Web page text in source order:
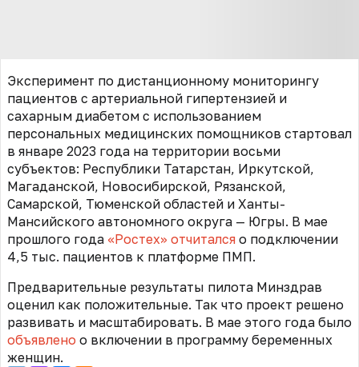
Эксперимент по дистанционному мониторингу
пациентов с артериальной гипертензией и
сахарным диабетом с использованием
персональных медицинских помощников стартовал
в январе 2023 года на территории восьми
субъектов: Республики Татарстан, Иркутской,
Магаданской, Новосибирской, Рязанской,
Самарской, Тюменской областей и Ханты-
Мансийского автономного округа — Югры. В мае
прошлого года «Ростех» отчитался о подключении
4,5 тыс. пациентов к платформе ПМП.
Предварительные результаты пилота Минздрав
оценил как положительные. Так что проект решено
развивать и масштабировать. В мае этого года было
объявлено о включении в программу беременных
женщин.